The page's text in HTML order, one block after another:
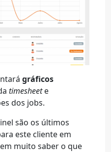
gráficos
timesheete
dos jobs.
são os últimos
este cliente em
muito saber o que